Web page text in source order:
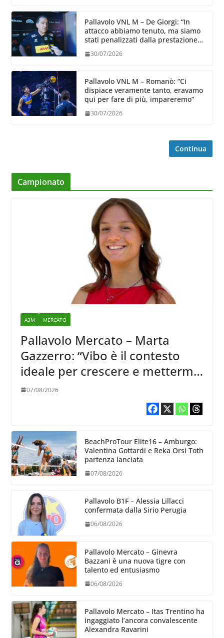
Pallavolo VNL M – De Giorgi: “In
attacco abbiamo tenuto, ma siamo
stati penalizzati dalla prestazione
30/07/2026
Pallavolo VNL M – Romanò: “Ci
dispiace veramente tanto, eravamo
qui per fare di più, impareremo”
30/07/2026
Continua
Campionato
A3M MERCATO
Pallavolo Mercato – Marta
Gazzerro: “Vibo è il contesto
ideale per crescere e mettermi
alla prova”
07/08/2026
BeachProTour Elite16 – Amburgo:
Valentina Gottardi e Reka Orsi Toth
partenza lanciata
07/08/2026
Pallavolo B1F – Alessia Lillacci
confermata dalla Sirio Perugia
06/08/2026
Pallavolo Mercato – Ginevra
Bazzani è una nuova tigre con
talento ed entusiasmo
06/08/2026
Pallavolo Mercato – Itas Trentino ha
ingaggiato l’ancora convalescente
Alexandra Ravarini